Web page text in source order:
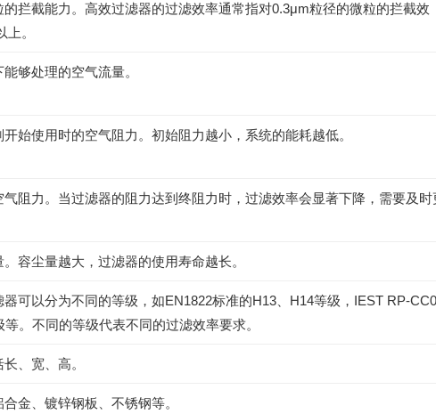
拦截能力。高效过滤器的过滤效率通常指对0.3μm粒径的微粒的拦截效
。
够处理的空气流量。
始使用时的空气阻力。初始阻力越小，系统的能耗越低。
阻力。当过滤器的阻力达到终阻力时，过滤效率会显著下降，需要及时
容尘量越大，过滤器的使用寿命越长。
可以分为不同的等级，如EN1822标准的H13、H14等级，IEST RP-
。不同的等级代表不同的过滤效率要求。
、宽、高。
金、镀锌钢板、不锈钢等。